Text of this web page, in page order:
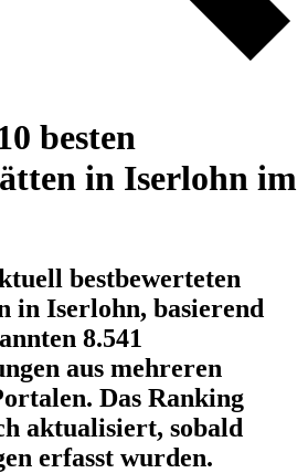
besten
in Iserlohn im
bestbewerteten
in Iserlohn, basierend
8.541
aus mehreren
Das Ranking
aktualisiert, sobald
erfasst wurden.